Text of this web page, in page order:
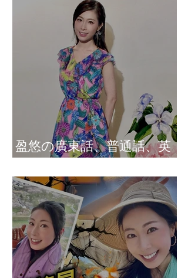
盈悠の廣東話、普通話、英